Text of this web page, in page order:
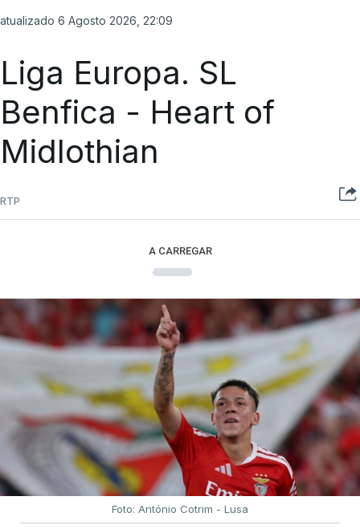
atualizado 6 Agosto 2026, 22:09
Liga Europa. SL
Benfica - Heart of
Midlothian
RTP
A CARREGAR
Foto: António Cotrim - Lusa